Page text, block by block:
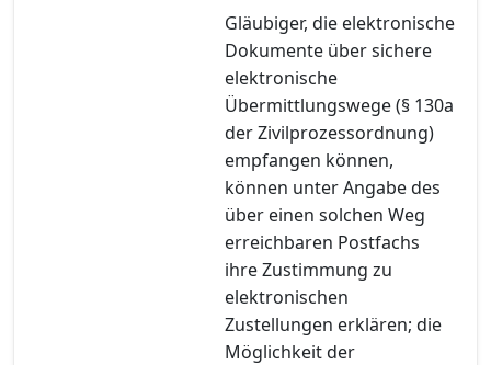
Gläubiger, die elektronische
Dokumente über sichere
elektronische
Übermittlungswege (§ 130a
der Zivilprozessordnung)
empfangen können,
können unter Angabe des
über einen solchen Weg
erreichbaren Postfachs
ihre Zustimmung zu
elektronischen
Zustellungen erklären; die
Möglichkeit der